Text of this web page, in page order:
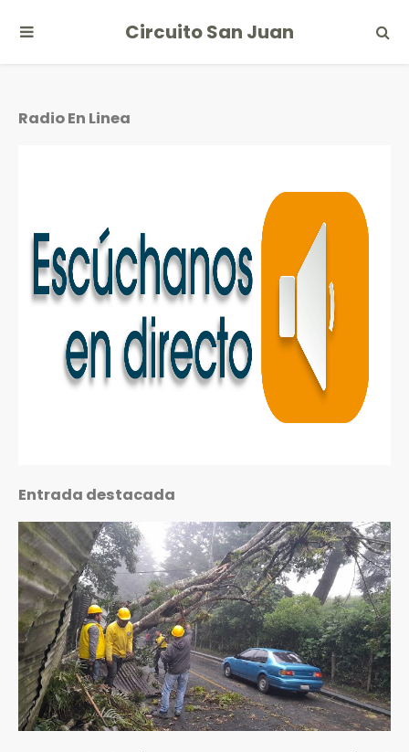
Circuito San Juan
Radio En Linea
Entrada destacada